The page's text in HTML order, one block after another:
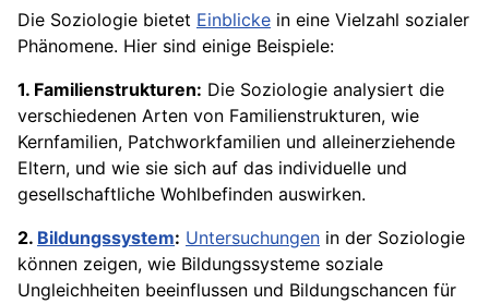
Die Soziologie bietet Einblicke in eine Vielzahl sozialer
Phänomene. Hier sind einige Beispiele:
1. Familienstrukturen: Die Soziologie analysiert die
verschiedenen Arten von Familienstrukturen, wie
Kernfamilien, Patchworkfamilien und alleinerziehende
Eltern, und wie sie sich auf das individuelle und
gesellschaftliche Wohlbefinden auswirken.
2. Bildungssystem: Untersuchungen in der Soziologie
können zeigen, wie Bildungssysteme soziale
Ungleichheiten beeinflussen und Bildungschancen für